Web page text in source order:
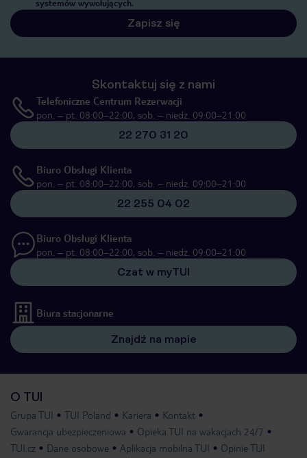
systemów wywołujących.
Zapisz się
Skontaktuj się z nami
Telefoniczne Centrum Rezerwacji
pon. – pt. 08:00–22:00, sob. – niedz. 09:00–21:00
22 270 31 20
Biuro Obsługi Klienta
pon. – pt. 08:00–22:00, sob. – niedz. 09:00–21:00
22 255 04 02
Biuro Obsługi Klienta
pon. – pt. 08:00–22:00, sob. – niedz. 09:00–21:00
Czat w myTUI
Biura stacjonarne
Znajdź na mapie
O TUI
Grupa TUI TUI Poland Kariera
Kontakt
Gwarancja ubezpieczeniowa
Opieka TUI na wakacjach 24/7
TUI.cz
Dane osobowe Aplikacja mobilna TUI Opinie TUI